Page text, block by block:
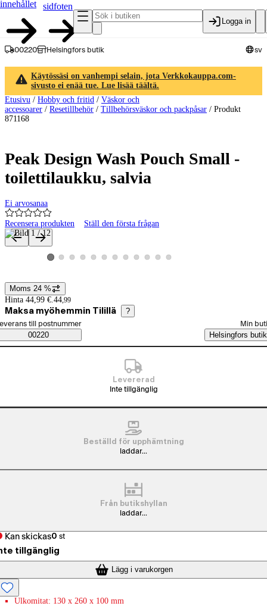
innehållet
sidfoten
Logga in
00220 Helsingfors butik sv
Käytössäsi on vanhempi selain, jota Verkkokauppa.com-
sivusto ei enää tue. Lue lisää täältä.
Etusivu / Hobby och fritid / Väskor och
accessoarer / Resetillbehör / Tillbehörsväskor och packpåsar / Produkt
871168
Peak Design Wash Pouch Small -
toilettilaukku, salvia
Ei arvosanaa
Recensera produkten Ställ den första frågan
Produktbilder och videor
Visa produktbild 1
Visa produktbild 2
Visa produktbild 3
Visa produktbild 4
Visa produktbild 5
Visa produktbild 6
Visa produktbild 7
Visa produktbild 8
Visa produktbild 9
Visa produktbild 10
Visa produktbild 11
Visa produktbild 12
Prisinformation
Moms 24 %
Hinta 44,99 €. 44,99
Maksa myöhemmin Tilillä ?
Saatavuustiedot
beställningssätt
till postnummer
00220
Min
Helsingfors butik
Levererad
Inte tillgänglig
Beställd för upphämtning
laddar...
Från butikshyllan
laddar...
Kan skickas0 st
tillgänglig
Lägg i varukorgen
Ulkomitat: 130 x 260 x 100 mm